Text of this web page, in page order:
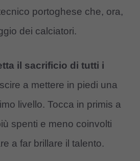
portoghese che, ora,
dei calciatori.
il sacrificio di tutti i
a mettere in piedi una
livello. Tocca in primis a
spenti e meno coinvolti
a far brillare il talento.